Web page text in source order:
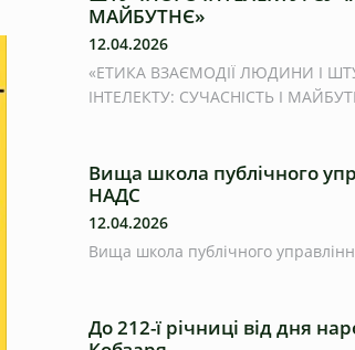
МАЙБУТНЄ»
12.04.2026
«ЕТИКА ВЗАЄМОДІЇ ЛЮДИНИ І
ІНТЕЛЕКТУ: СУЧАСНІСТЬ І
Вища школа публічного
НАДС
12.04.2026
Вища школа публічного
До 212-ї річниці від дня